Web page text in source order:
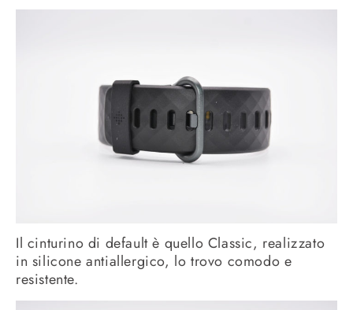
Il cinturino di default è quello Classic, realizzato
in silicone antiallergico, lo trovo comodo e
resistente.